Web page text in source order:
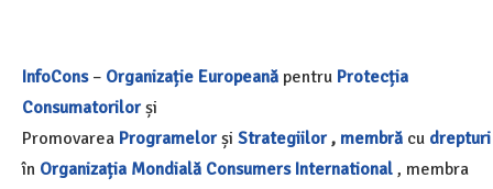
InfoCons– Organizație Europeană pentru Protecția
Consumatorilor și
Promovarea Programelor și Strategiilor , membră cu drepturi
în Organizația Mondială Consumers International , membra